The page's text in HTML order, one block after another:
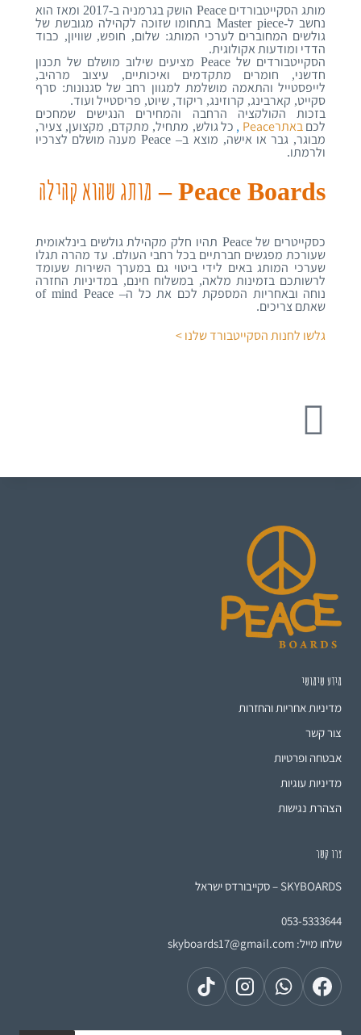
מותג הסקייטבורדיםPeace הושק בגרמניה ב-2017 ומאז הוא
נחשב ל-Master piece בתחומו שזוכה לקהילה מגובשת של
גולשים המחוברים לערכי המותג: שלום, חופש,שוויון, כבוד
הדדי ומודעות אקולוגית.
הסקייטבורדים של Peace מציעים שילוב מושלם של תכנון
חדשני, חומרים מתקדמים ואיכותיים, עיצוב מרהיב,
לייפסטייל והתאמה מושלמת למגוון רחב של סגנונות: סרף
סקייט, קארבינג, קרוזינג, ריקוד, שיוט, פריסטייל ועוד.
בזכות הקולקציה הרחבה והמחירים הנגישים שמחכים
לכםבאתרPeace , כל גולש, מתחיל, מתקדם, מקצוען, צעיר,
מבוגר, גבר או אישה, מוצא ב– Peace מענה מושלם לצרכיו
ולרמתו.
Peace Boards – מותג שהוא קהילה
כסקייטרים שלPeace תהיו חלק מקהילת גולשים בינלאומית
שעורכת מפגשים חברתיים בכל רחבי העולם. עד מהרה תגלו
שערכי המותג באים לידי ביטוי גם במערך השירות שעומד
לרשותכם בזמינות מלאה, במשלוח חינם, במדיניות החזרה
נוחה ובאחריות המספקת לכם את כל ה– of mind
Peace
שאתם צריכים.
גלשו לחנות הסקייטבורד שלנו >
מידע שימושי
מדיניות אחריות והחזרות
צור קשר
אבטחה ופרטיות
מדיניות עוגיות
הצהרת נגישות
צרו קשר
SKYBOARDS – סקייבורדס ישראל
053-5333644
שלחו מייל: skyboards17@gmail.com